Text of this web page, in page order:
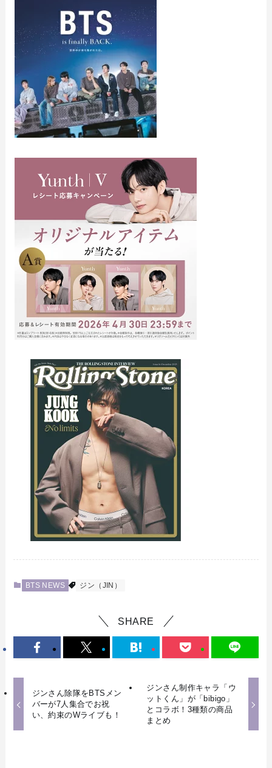
BTS NEWS ジン（JIN）
SHARE
ジンさん除隊をBTSメン
バーが7人集合でお祝
い、約束のWライブも！
ジンさん制作キャラ「ウ
ットくん」が「bibigo」
とコラボ！3種類の商品
まとめ